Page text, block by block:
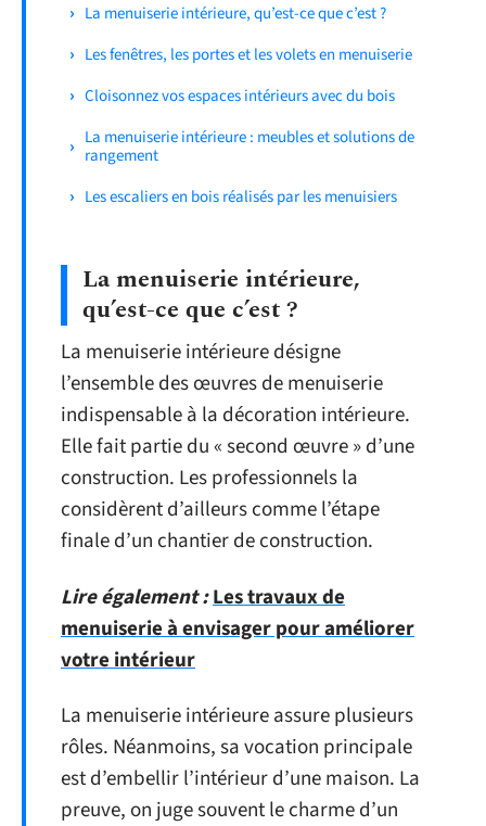
La menuiserie intérieure, qu’est-ce que c’est ?
Les fenêtres, les portes et les volets en menuiserie
Cloisonnez vos espaces intérieurs avec du bois
La menuiserie intérieure : meubles et solutions de
rangement
Les escaliers en bois réalisés par les menuisiers
La menuiserie intérieure,
qu’est-ce que c’est ?
La menuiserie intérieure désigne
l’ensemble des œuvres de menuiserie
indispensable à la décoration intérieure.
Elle fait partie du « second œuvre » d’une
construction. Les professionnels la
considèrent d’ailleurs comme l’étape
finale d’un chantier de construction.
Lire également :Les travaux de
menuiserie à envisager pour améliorer
votre intérieur
La menuiserie intérieure assure plusieurs
rôles. Néanmoins, sa vocation principale
est d’embellir l’intérieur d’une maison. La
preuve, on juge souvent le charme d’un